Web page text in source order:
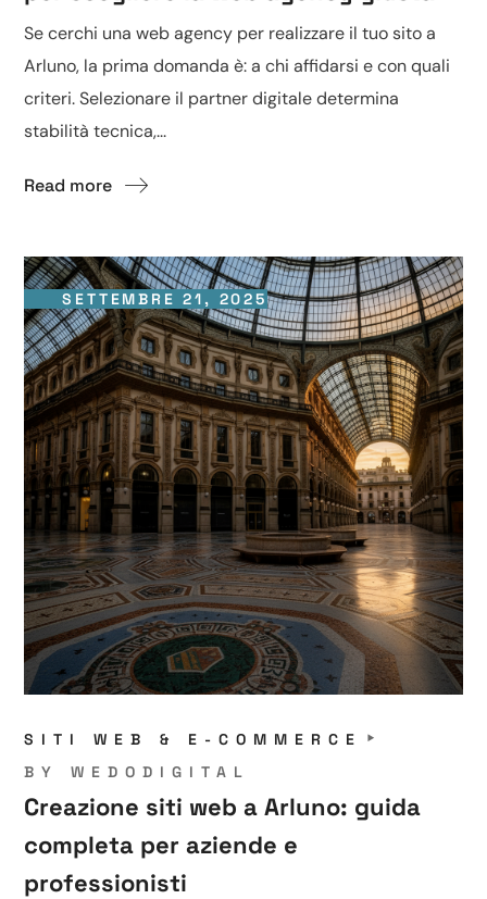
Se cerchi una web agency per realizzare il tuo sito a
Arluno, la prima domanda è: a chi affidarsi e con quali
criteri. Selezionare il partner digitale determina
stabilità tecnica,...
Read more
SETTEMBRE 21, 2025
SITI WEB & E-COMMERCE
BYWEDODIGITAL
Creazione siti web a Arluno: guida
completa per aziende e
professionisti